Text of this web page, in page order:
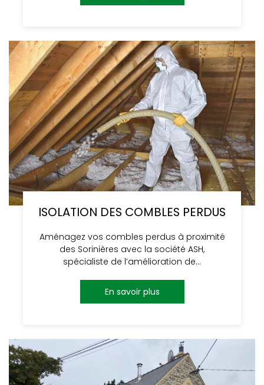
ISOLATION DES COMBLES PERDUS
Aménagez vos combles perdus à proximité
des Sorinières avec la société ASH,
spécialiste de l’amélioration de…
En savoir plus